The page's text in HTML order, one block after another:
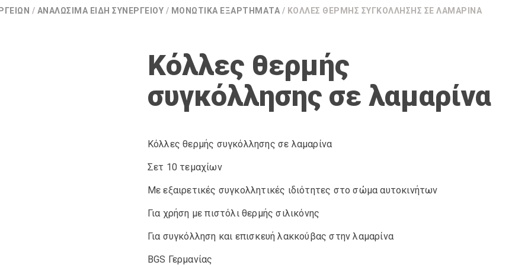
/ ΑΝΑΛΏΣΙΜΑ ΕΊΔΗ ΣΥΝΕΡΓΕΊΟΥ / ΜΟΝΩΤΙΚΆ ΕΞΑΡΤΉΜΑΤΑ / ΚΌΛΛΕΣ ΘΕΡΜΉΣ ΣΥΓΚΌΛΛΗΣΗΣ ΣΕ ΛΑΜΑΡΊΝΑ
Κόλλες θερμής
συγκόλλησης σε λαμαρίνα
Κόλλες θερμής συγκόλλησης σε λαμαρίνα
Σετ 10 τεμαχίων
Με εξαιρετικές συγκολλητικές ιδιότητες στο σώμα αυτοκινήτων
Για χρήση με πιστόλι θερμής σιλικόνης
Για συγκόλληση και επισκευή λακκούβας στην λαμαρίνα
BGS Γερμανίας